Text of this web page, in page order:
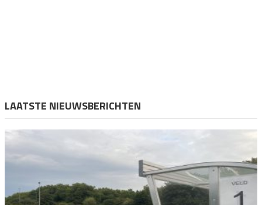
LAATSTE NIEUWSBERICHTEN